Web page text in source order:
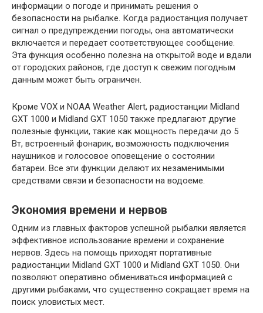
информации о погоде и принимать решения о
безопасности на рыбалке. Когда радиостанция получает
сигнал о предупреждении погоды, она автоматически
включается и передает соответствующее сообщение.
Эта функция особенно полезна на открытой воде и вдали
от городских районов, где доступ к свежим погодным
данным может быть ограничен.
Кроме VOX и NOAA Weather Alert, радиостанции Midland
GXT 1000 и Midland GXT 1050 также предлагают другие
полезные функции, такие как мощность передачи до 5
Вт, встроенный фонарик, возможность подключения
наушников и голосовое оповещение о состоянии
батареи. Все эти функции делают их незаменимыми
средствами связи и безопасности на водоеме.
Экономия времени и нервов
Одним из главных факторов успешной рыбалки является
эффективное использование времени и сохранение
нервов. Здесь на помощь приходят портативные
радиостанции Midland GXT 1000 и Midland GXT 1050. Они
позволяют оперативно обмениваться информацией с
другими рыбаками, что существенно сокращает время на
поиск уловистых мест.